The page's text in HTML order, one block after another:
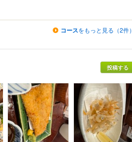
コースをもっと見る（2件）
投稿する